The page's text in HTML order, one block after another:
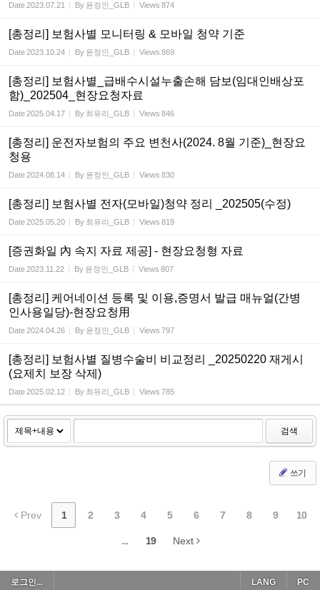
Date2023.07.21 By 윤정인_GLB Views 874
[총정리] 보험사별 모니터링 & 모바일 청약 기준
Date2023.10.24 By 윤정인_GLB Views 869
[총정리] 보험사별_급배수시설누출손해 담보(임대인배상포
함)_202504_현장요청자료
Date2025.04.17 By 최유리_GLB Views 846
[총정리] 운전자보험의 주요 변천사(2024. 8월 기준)_현장요
청용
Date2024.08.14 By 윤정인_GLB Views 830
[총정리] 보험사별 전자(모바일)청약 정리 _202505(수정)
Date2025.05.20 By 최유리_GLB Views 819
[증권화일 內 속지 자료 제공] - 현장요청형 자료
Date2023.11.22 By 윤정인_GLB Views 807
[총정리] 케어네이션 등록 및 이용,증명서 발급 매뉴얼(간병
인사용일당)-현장요청用
Date2024.04.26 By 윤정인_GLB Views 797
[총정리] 보험사별 질병수술비 비교정리 _20250220 재게시
(요제치 보장 삭제)
Date2025.02.12 By 최유리_GLB Views 785
검색
쓰기
Prev 1 2 3 4 5 6 7 8 9 10
... 19 Next
로그인... PC
LANG